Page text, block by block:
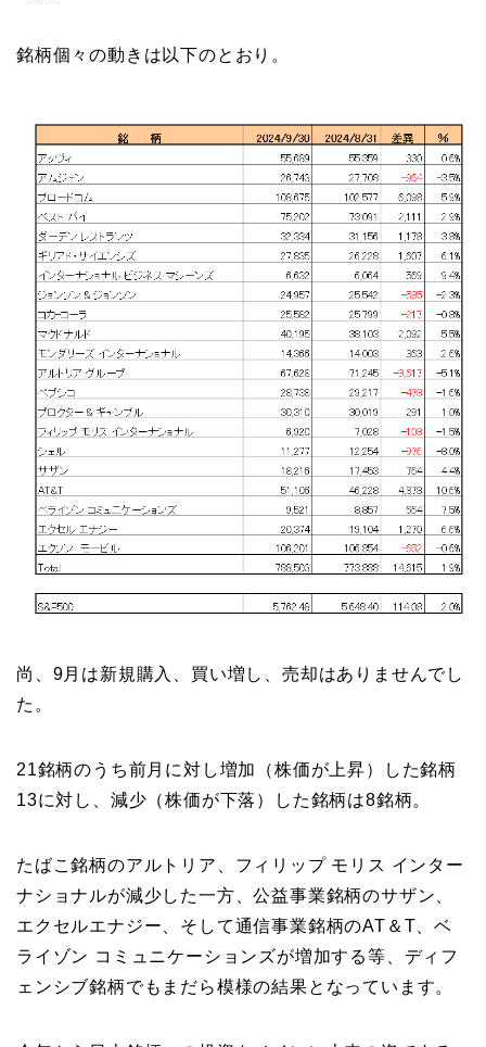
銘柄個々の動きは以下のとおり。
尚、9月は新規購入、買い増し、売却はありませんでし
た。
21銘柄のうち前月に対し増加（株価が上昇）した銘柄
13に対し、減少（株価が下落）した銘柄は8銘柄。
たばこ銘柄のアルトリア、フィリップ モリス インター
ナショナルが減少した一方、公益事業銘柄のサザン、
エクセルエナジー、そして通信事業銘柄のAT＆T、ベ
ライゾン コミュニケーションズが増加する等、ディフ
ェンシブ銘柄でもまだら模様の結果となっています。